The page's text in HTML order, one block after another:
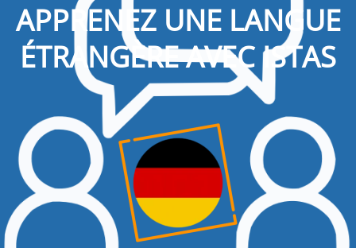
APPRENEZ UNE LANGUE
ÉTRANGÈRE AVEC ISTAS